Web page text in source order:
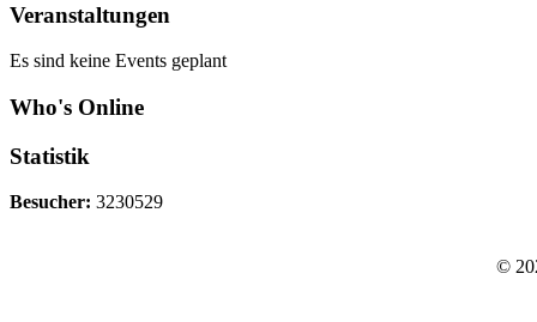
Veranstaltungen
Es sind keine Events geplant
Who's Online
Statistik
Besucher: 3230529
©